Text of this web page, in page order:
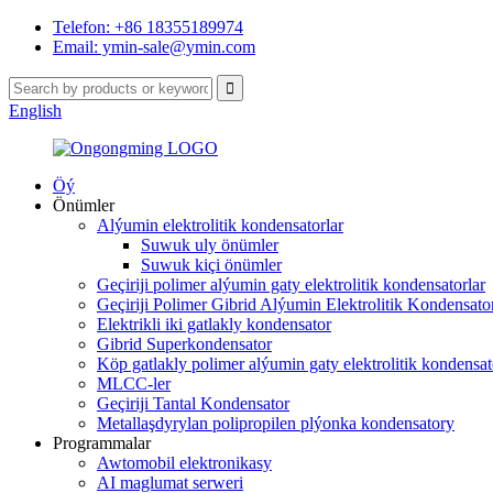
Telefon: +86 18355189974
Email: ymin-sale@ymin.com
English
Öý
Önümler
Alýumin elektrolitik kondensatorlar
Suwuk uly önümler
Suwuk kiçi önümler
Geçiriji polimer alýumin gaty elektrolitik kondensatorlar
Geçiriji Polimer Gibrid Alýumin Elektrolitik
Elektrikli iki gatlakly kondensator
Gibrid Superkondensator
Köp gatlakly polimer alýumin gaty elektrolitik
MLCC-ler
Geçiriji Tantal Kondensator
Metallaşdyrylan polipropilen plýonka kondensatory
Programmalar
Awtomobil elektronikasy
AI maglumat serweri